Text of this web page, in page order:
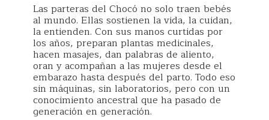
Las parteras del Chocó no solo traen bebés
al mundo. Ellas sostienen la vida, la cuidan,
la entienden. Con sus manos curtidas por
los años, preparan plantas medicinales,
hacen masajes, dan palabras de aliento,
oran y acompañan a las mujeres desde el
embarazo hasta después del parto. Todo eso
sin máquinas, sin laboratorios, pero con un
conocimiento ancestral que ha pasado de
generación en generación.